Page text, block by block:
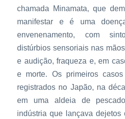
chamada Minamata, que
manifestar e é uma
envenenamento, com
distúrbios sensoriais nas
e audição, fraqueza e, em
e morte. Os primeiros
registrados no Japão, na
em uma aldeia de
indústria que lançava dejetos